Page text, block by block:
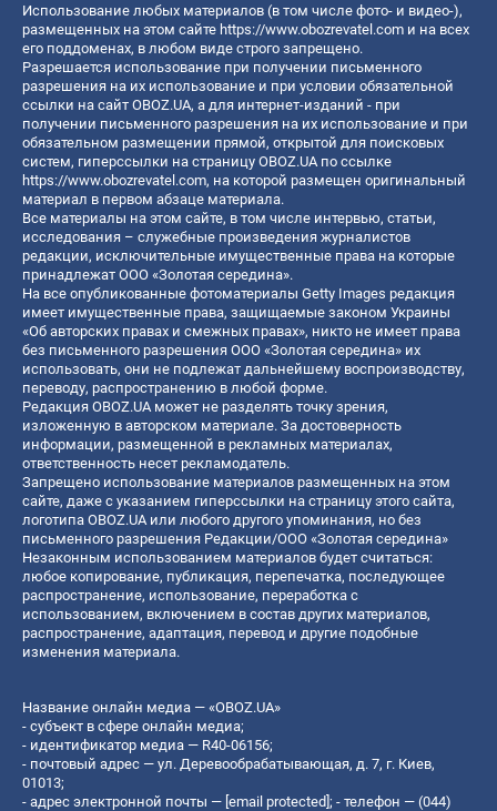
Использование любых материалов (в том числе фото- и видео-),
размещенных на этом сайте https://www.obozrevatel.com и на всех
его поддоменах, в любом виде строго запрещено.
Разрешается использование при получении письменного
разрешения на их использование и при условии обязательной
ссылки на сайт OBOZ.UA, а для интернет-изданий - при
получении письменного разрешения на их использование и при
обязательном размещении прямой, открытой для поисковых
систем, гиперссылки на страницу OBOZ.UA по ссылке
https://www.obozrevatel.com, на которой размещен оригинальный
материал в первом абзаце материала.
Все материалы на этом сайте, в том числе интервью, статьи,
исследования – служебные произведения журналистов
редакции, исключительные имущественные права на которые
принадлежат ООО «Золотая середина».
На все опубликованные фотоматериалы Getty Images редакция
имеет имущественные права, защищаемые законом Украины
«Об авторских правах и смежных правах», никто не имеет права
без письменного разрешения ООО «Золотая середина» их
использовать, они не подлежат дальнейшему воспроизводству,
переводу, распространению в любой форме.
Редакция OBOZ.UA может не разделять точку зрения,
изложенную в авторском материале. За достоверность
информации, размещенной в рекламных материалах,
ответственность несет рекламодатель.
Запрещено использование материалов размещенных на этом
сайте, даже с указанием гиперссылки на страницу этого сайта,
логотипа OBOZ.UA или любого другого упоминания, но без
письменного разрешения Редакции/ООО «Золотая середина»
Незаконным использованием материалов будет считаться:
любое копирование, публикация, перепечатка, последующее
распространение, использование, переработка с
использованием, включением в состав других материалов,
распространение, адаптация, перевод и другие подобные
изменения материала.
Название онлайн медиа — «OBOZ.UA»
- субъект в сфере онлайн медиа;
- идентификатор медиа — R40-06156;
- почтовый адрес — ул. Деревообрабатывающая, д. 7, г. Киев,
01013;
- адрес электронной почты — [email protected]; - телефон — (044)